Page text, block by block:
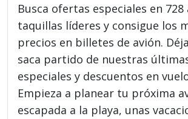
Busca ofertas especiales en
taquillas líderes y consigue los
precios en billetes de avión.
saca partido de nuestras
especiales y descuentos en
Empieza a planear tu próxima
escapada a la playa, unas